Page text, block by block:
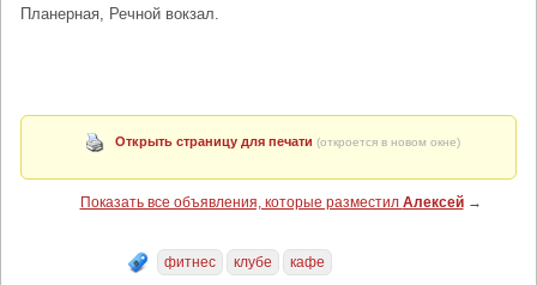
Планерная, Речной вокзал.
Открыть страницу для печати (откроется в новом окне)
Показать все объявления, которые разместил Алексей→
фитнес клубе кафе